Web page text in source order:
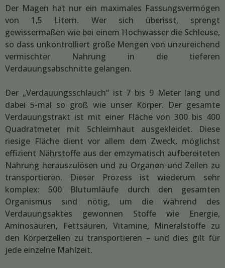
Der Magen hat nur ein maximales Fassungsvermögen
von 1,5 Litern. Wer sich überisst, sprengt
gewissermaßen wie bei einem Hochwasser die Schleuse,
so dass unkontrolliert große Mengen von unzureichend
vermischter Nahrung in die tieferen
Verdauungsabschnitte gelangen.
Der „Verdauungsschlauch“ ist 7 bis 9 Meter lang und
dabei 5-mal so groß wie unser Körper. Der gesamte
Verdauungstrakt ist mit einer Fläche von 300 bis 400
Quadratmeter mit Schleimhaut ausgekleidet. Diese
riesige Fläche dient vor allem dem Zweck, möglichst
effizient Nährstoffe aus der emzymatisch aufbereiteten
Nahrung herauszulösen und zu Organen und Zellen zu
transportieren. Dieser Prozess ist wiederum sehr
komplex: 500 Blutumläufe durch den gesamten
Organismus sind nötig, um die während des
Verdauungsaktes gewonnen Stoffe wie Energie,
Aminosäuren, Fettsäuren, Vitamine, Mineralstoffe zu
den Körperzellen zu transportieren – und dies gilt für
jede einzelne Mahlzeit.